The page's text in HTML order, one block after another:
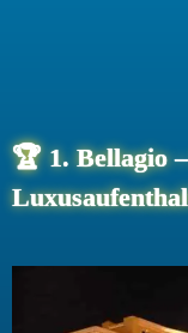
🏆 1. Bellagio